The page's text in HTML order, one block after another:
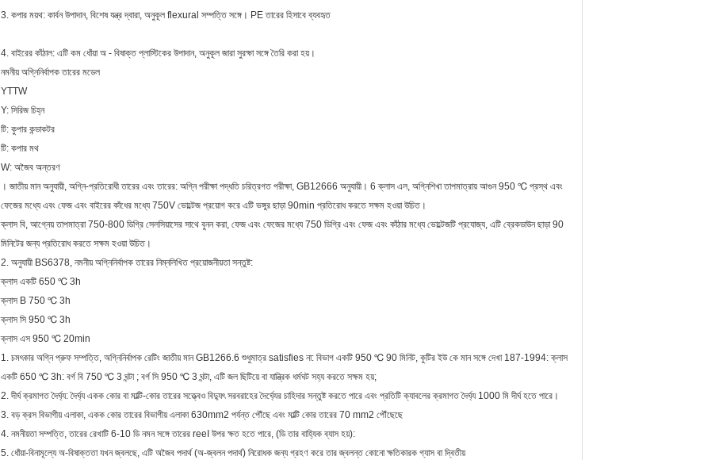
3. কপার ময়থ: কার্বন উপাদান, বিশেষ যন্ত্র দ্বারা, অনুকূল flexural সম্পত্তি সঙ্গে। PE তারের হিসাবে ব্যবহৃত
4. বাইরের কাঁঠাল: এটি কম ধোঁয়া অ - বিষাক্ত প্লাস্টিকের উপাদান, অনুকূল জারা সুরক্ষা সঙ্গে তৈরি করা হয়।
নমনীয় অগ্নিনির্বাপক তারের মডেল
YTTW
Y: সিরিজ চিহ্ন
টি: কুপার কন্ডাকটর
টি: কপার মথ
W: অজৈব অন্তরণ
। জাতীয় মান অনুযায়ী, অগ্নি-প্রতিরোধী তারের এবং তারের: অগ্নি পরীক্ষা পদ্ধতি চরিত্রগত পরীক্ষা, GB12666 অনুযায়ী। 6 ক্লাস এল, অগ্নিশিখা তাপমাত্রায় আগুন 950 ℃ প্রস্থ এবং
ফেজের মধ্যে এবং ফেজ এবং বাইরের কাঁধের মধ্যে 750V ভোল্টেজ প্রয়োগ করে এটি ভঙ্গুর ছাড়া 90min প্রতিরোধ করতে সক্ষম হওয়া উচিত।
ক্লাস বি, আগ্নেয় তাপমাত্রা 750-800 ডিগ্রি সেলসিয়াসের সাথে বুনন করা, ফেজ এবং ফেজের মধ্যে 750 ডিগ্রি এবং ফেজ এবং কাঁঠার মধ্যে ভোল্টেজটি প্রযোজ্য, এটি ব্রেকডাউন ছাড়া 90
মিনিটের জন্য প্রতিরোধ করতে সক্ষম হওয়া উচিত।
2. অনুযায়ী BS6378, নমনীয় অগ্নিনির্বাপক তারের নিম্নলিখিত প্রয়োজনীয়তা সন্তুষ্ট:
ক্লাস একটি 650 ℃ 3h
ক্লাস B 750 ℃ ​​3h
ক্লাস সি 950 ℃ 3h
ক্লাস এস 950 ℃ 20min
1. চমৎকার অগ্নি প্রুফ সম্পত্তি, অগ্নিনির্বাপক রেটিং জাতীয় মান GB1266.6 শুধুমাত্র satisfies না: বিভাগ একটি 950 ℃ 90 মিনিট, কুটির ইউ কে মান সঙ্গে দেখা 187-1994: ক্লাস
একটি 650 ℃ 3h: বর্গ বি 750 ℃ ​​3 ঘন্টা ; বর্গ সি 950 ℃ 3 ঘন্টা, এটি জল ছিটিয়ে বা যান্ত্রিক ধর্মঘট সহ্য করতে সক্ষম হয়;
2. দীর্ঘ ক্রমাগত দৈর্ঘ্য: দৈর্ঘ্য একক কোর বা মাল্টি-কোর তারের সত্ত্বেও বিদ্যুৎ সরবরাহের দৈর্ঘ্যের চাহিদার সন্তুষ্ট করতে পারে এবং প্রতিটি ক্যাবলের ক্রমাগত দৈর্ঘ্য 1000 মি দীর্ঘ হতে পারে।
3. বড় ক্রস বিভাগীয় এলাকা, একক কোর তারের বিভাগীয় এলাকা 630mm2 পর্যন্ত পৌঁছে এবং মাল্টি কোর তারের 70 mm2 পৌঁছেছে
4. নমনীয়তা সম্পত্তি, তারের রেখাটি 6-10 ডি নমন সঙ্গে তারের reeI উপর ক্ষত হতে পারে, (ডি তার বাহ্যিক ব্যাস হয়):
5. ধোঁয়া-বিনামূল্যে অ-বিষাক্ততা যখন জ্বলছে, এটি অজৈব পদার্থ (অ-জ্বলন পদার্থ) নিরোধক জন্য গ্রহণ করে তার জ্বলন্ত কোনো ক্ষতিকারক গ্যাস বা দ্বিতীয়